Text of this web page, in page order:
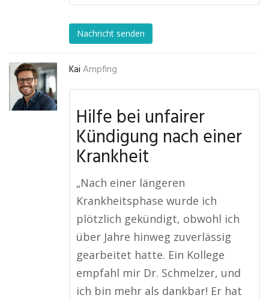
Nachricht senden
Kai Ampfing
Hilfe bei unfairer
Kündigung nach einer
Krankheit
„Nach einer längeren
Krankheitsphase wurde ich
plötzlich gekündigt, obwohl ich
über Jahre hinweg zuverlässig
gearbeitet hatte. Ein Kollege
empfahl mir Dr. Schmelzer, und
ich bin mehr als dankbar! Er hat